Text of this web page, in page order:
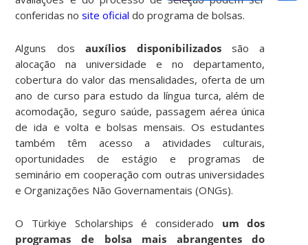
conferidas nosite oficial do programa de bolsas.
Alguns dosauxílios disponibilizadossão a
alocação na universidade e no departamento,
cobertura do valor das mensalidades, oferta de um
ano de curso para estudo da língua turca, além de
acomodação, seguro saúde, passagem aérea única
de ida e volta e bolsas mensais. Os estudantes
também têm acesso a atividades culturais,
oportunidades de estágio e programas de
seminário em cooperação com outras universidades
e Organizações Não Governamentais (ONGs).
O Türkiye Scholarships é considerado um dos
programas de bolsa mais abrangentes do